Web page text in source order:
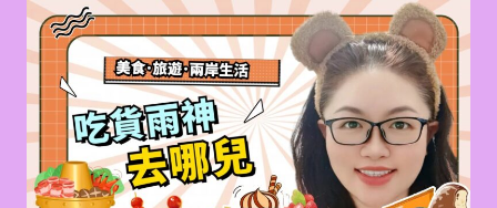
Skip
content